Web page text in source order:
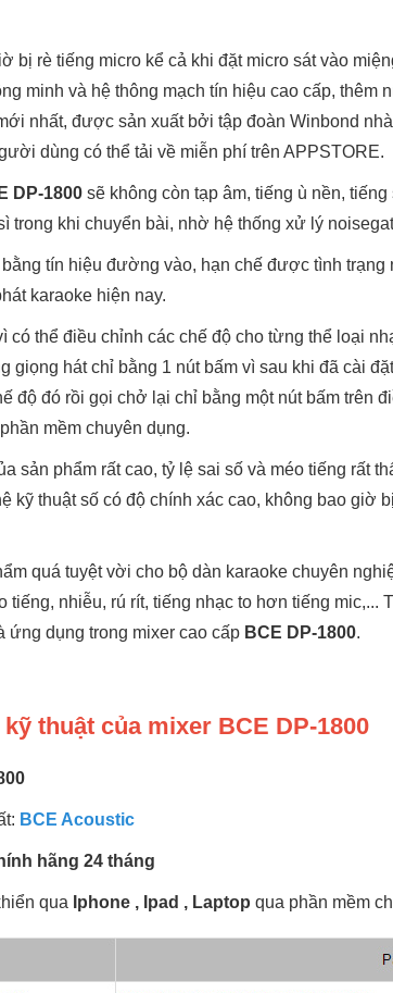
bị rè tiếng micro kể cả khi đặt micro sát vào
minh và hệ thông mạch tín hiệu cao cấp, thêm
nhất, được sản xuất bởi tập đoàn Winbond
dùng có thể tải về miễn phí trên APPSTORE.
DP-1800 sẽ không còn tạp âm, tiếng ù nền,
trong khi chuyển bài, nhờ hệ thống xử lý
tín hiệu đường vào, hạn chế được tình trạng
karaoke hiện nay.
có thể điều chỉnh các chế độ cho từng thể loại
giọng hát chỉ bằng 1 nút bấm vì sau khi đã cài
độ đó rồi gọi chở lại chỉ bằng một nút bấm trên
mềm chuyên dụng.
sản phẩm rất cao, tỷ lệ sai số và méo tiếng rất
kỹ thuật số có độ chính xác cao, không bao giờ
quá tuyệt vời cho bộ dàn karaoke chuyên
tiếng, nhiễu, rú rít, tiếng nhạc to hơn tiếng
ứng dụng trong mixer cao cấp BCE DP-1800.
thuật của mixer BCE DP-1800
BCE Acoustic
hãng 24 tháng
qua Iphone , Ipad , Laptop qua phần mềm